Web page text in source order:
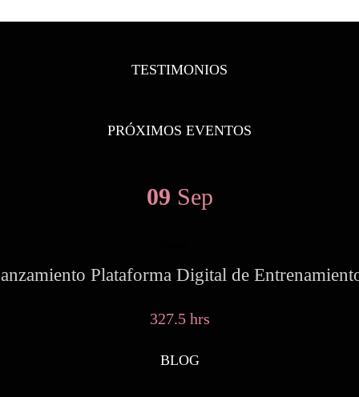
TESTIMONIOS
PRÓXIMOS EVENTOS
09 Sep
Plataforma Digital de
327.5 hrs
BLOG